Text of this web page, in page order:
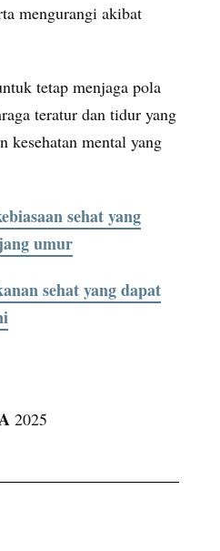
mengurangi akibat
tetap menjaga pola
teratur dan tidur yang
kesehatan mental yang
sehat yang
umur
sehat yang dapat
2025